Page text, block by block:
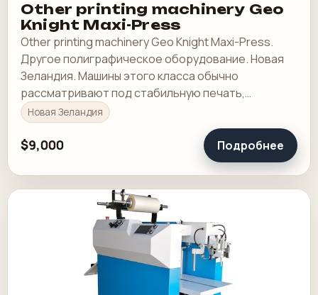
Other printing machinery Geo
Knight Maxi-Press
Other printing machinery Geo Knight Maxi-Press.
Другое полиграфическое оборудование. Новая
Зеландия. Машины этого класса обычно
рассматривают под стабильную печать,
понятную приладку и рабочую загрузку в смене.
Новая Зеландия
$9,000 Подробнее